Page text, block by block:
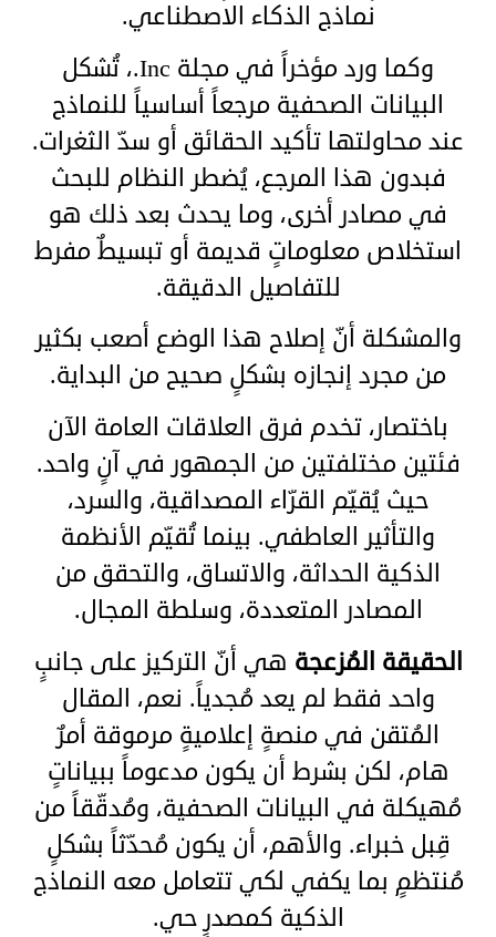
نماذج الذكاء الاصطناعي.
وكما ورد مؤخراً في مجلة Inc.، تُشكل
البيانات الصحفية مرجعاً أساسياً للنماذج
عند محاولتها تأكيد الحقائق أو سدّ الثغرات.
فبدون هذا المرجع، يُضطر النظام للبحث
في مصادر أخرى، وما يحدث بعد ذلك هو
استخلاص معلوماتٍ قديمة أو تبسيطٌ مفرط
للتفاصيل الدقيقة.
والمشكلة أنّ إصلاح هذا الوضع أصعب بكثير
من مجرد إنجازه بشكلٍ صحيح من البداية.
باختصار، تخدم فرق العلاقات العامة الآن
فئتين مختلفتين من الجمهور في آنٍ واحد.
حيث يُقيّم القرّاء المصداقية، والسرد،
والتأثير العاطفي. بينما تُقيّم الأنظمة
الذكية الحداثة، والاتساق، والتحقق من
المصادر المتعددة، وسلطة المجال.
الحقيقة المُزعجة هي أنّ التركيز على جانبٍ
واحد فقط لم يعد مُجدياً. نعم، المقال
المُتقن في منصةٍ إعلاميةٍ مرموقة أمرٌ
هام، لكن بشرط أن يكون مدعوماً ببياناتٍ
مُهيكلة في البيانات الصحفية، ومُدقّقاً من
قِبل خبراء. والأهم، أن يكون مُحدّثاً بشكلٍ
مُنتظمٍ بما يكفي لكي تتعامل معه النماذج
الذكية كمصدرٍ حي.